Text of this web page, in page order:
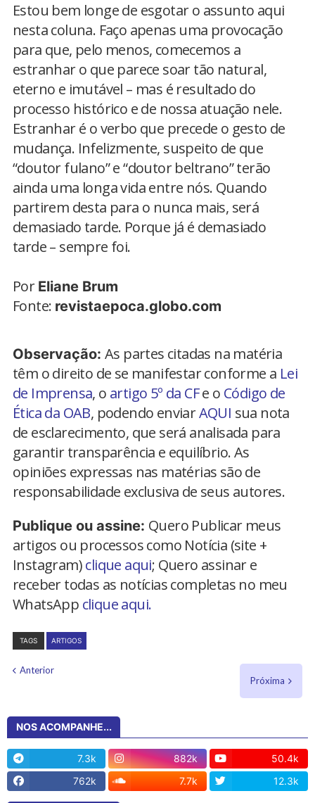
Estou bem longe de esgotar o assunto aqui
nesta coluna. Faço apenas uma provocação
para que, pelo menos, comecemos a
estranhar o que parece soar tão natural,
eterno e imutável – mas é resultado do
processo histórico e de nossa atuação nele.
Estranhar é o verbo que precede o gesto de
mudança. Infelizmente, suspeito de que
“doutor fulano” e “doutor beltrano” terão
ainda uma longa vida entre nós. Quando
partirem desta para o nunca mais, será
demasiado tarde. Porque já é demasiado
tarde – sempre foi.
Por Eliane Brum
Fonte: revistaepoca.globo.com
Observação: As partes citadas na matéria
têm o direito de se manifestar conforme a Lei
de Imprensa, o artigo 5º da CFe o Código de
Ética da OAB, podendo enviarAQUI sua nota
de esclarecimento, que será analisada para
garantir transparência e equilíbrio. As
opiniões expressas nas matérias são de
responsabilidade exclusiva de seus autores.
Publique ou assine: Quero Publicar meus
artigos ou processos como Notícia (site +
Instagram)clique aqui; Quero assinar e
receber todas as notícias completas no meu
WhatsApp clique aqui.
TAGS ARTIGOS
Anterior
Próxima
NOS ACOMPANHE...
7.3k 882k
50.4k
762k
7.7k 12.3k